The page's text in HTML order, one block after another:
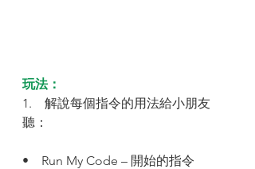
玩法：
1.    解說每個指令的用法給小朋友
聽：
•    Run My Code – 開始的指令